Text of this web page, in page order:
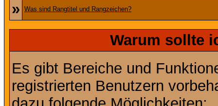
» Was sind Rangtitel und Rangzeichen?
Warum sollte
Es gibt Bereiche und
registrierten Benutzern